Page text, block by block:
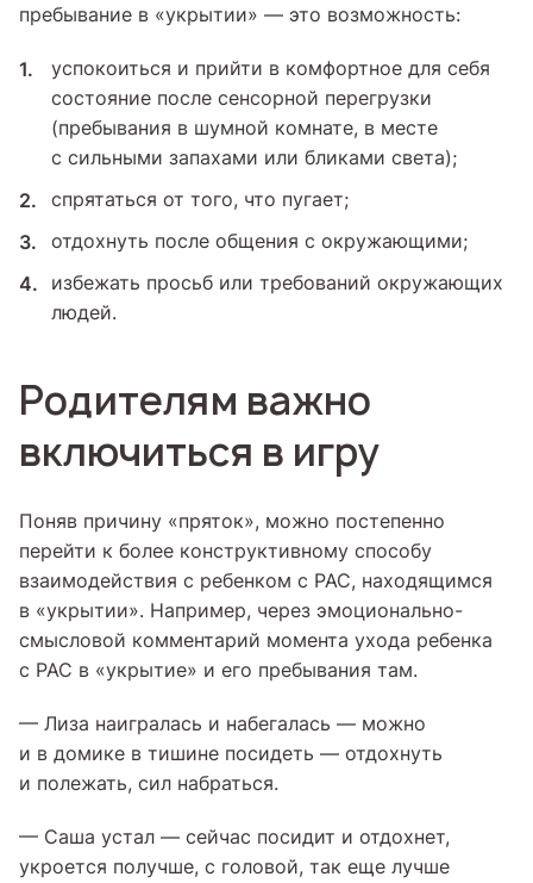
пребывание в «укрытии» — это возможность:
успокоиться и прийти в комфортное для себя
состояние после сенсорной перегрузки
(пребывания в шумной комнате, в месте
с сильными запахами или бликами света);
спрятаться от того, что пугает;
отдохнуть после общения с окружающими;
избежать просьб или требований окружающих
людей.
Родителям важно
включиться в игру
Поняв причину «пряток», можно постепенно
перейти к более конструктивному способу
взаимодействия с ребенком с РАС, находящимся
в «укрытии». Например, через эмоционально-
смысловой комментарий момента ухода ребенка
с РАС в «укрытие» и его пребывания там.
— Лиза наигралась и набегалась — можно
и в домике в тишине посидеть — отдохнуть
и полежать, сил набраться.
— Саша устал — сейчас посидит и отдохнет,
укроется получше, с головой, так еще лучше